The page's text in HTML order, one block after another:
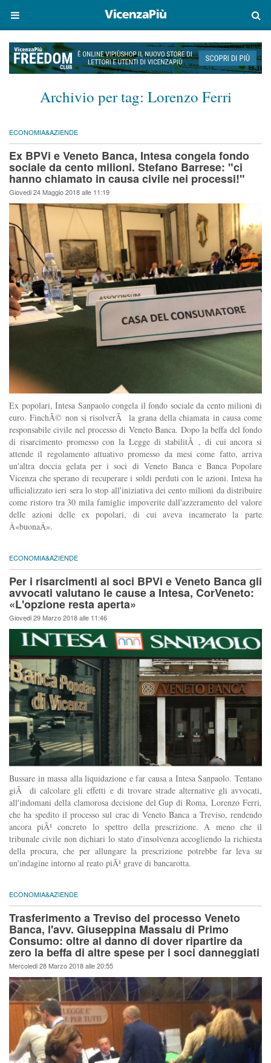
Archivio per tag: Lorenzo Ferri
ECONOMIA&AZIENDE
Ex BPVi e Veneto Banca, Intesa congela fondo
sociale da cento milioni. Stefano Barrese: "ci
hanno chiamato in causa civile nei processi!"
Giovedi 24 Maggio 2018 alle 11:19
Ex popolari, Intesa Sanpaolo congela il fondo sociale da cento milioni di
euro. FinchÃ© non si risolverÃ la grana della chiamata in causa come
responsabile civile nel processo di Veneto Banca. Dopo la beffa del fondo
di risarcimento promesso con la Legge di stabilitÃ , di cui ancora si
attende il regolamento attuativo promesso da mesi come fatto, arriva
un'altra doccia gelata per i soci di Veneto Banca e Banca Popolare
Vicenza che sperano di recuperare i soldi perduti con le azioni. Intesa ha
ufficializzato ieri sera lo stop all'iniziativa dei cento milioni da distribuire
come ristoro tra 30 mila famiglie impoverite dall'azzeramento del valore
delle azioni delle ex popolari, di cui aveva incamerato la parte
Â«buonaÂ».
ECONOMIA&AZIENDE
Per i risarcimenti ai soci BPVi e Veneto Banca gli
avvocati valutano le cause a Intesa, CorVeneto:
«L'opzione resta aperta»
Giovedi 29 Marzo 2018 alle 11:46
Bussare in massa alla liquidazione e far causa a Intesa Sanpaolo. Tentano
giÃ di calcolare gli effetti e di trovare strade alternative gli avvocati,
all'indomani della clamorosa decisione del Gup di Roma, Lorenzo Ferri,
che ha spedito il processo sul crac di Veneto Banca a Treviso, rendendo
ancora piÃ¹ concreto lo spettro della prescrizione. A meno che il
tribunale civile non dichiari lo stato d'insolvenza accogliendo la richiesta
della procura, che per allungare la prescrizione potrebbe far leva su
un'indagine intorno al reato piÃ¹ grave di bancarotta.
ECONOMIA&AZIENDE
Trasferimento a Treviso del processo Veneto
Banca, l'avv. Giuseppina Massaiu di Primo
Consumo: oltre al danno di dover ripartire da
zero la beffa di altre spese per i soci danneggiati
Mercoledi 28 Marzo 2018 alle 20:55